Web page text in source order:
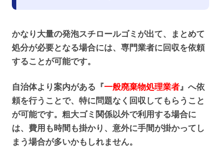
かなり大量の発泡スチロールゴミが出て、まとめて
処分が必要となる場合には、専門業者に回収を依頼
することが可能です。
自治体より案内がある『 一般廃棄物処理業者』へ依
頼を行うことで、特に問題なく回収してもらうこと
が可能です。粗大ゴミ関係以外で利用する場合に
は、費用も時間も掛かり、意外に手間が掛かってし
まう場合が多いかもしれません。